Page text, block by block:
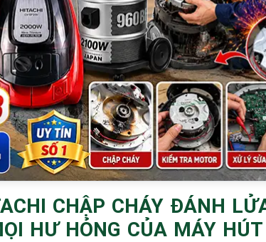
CHẬP CHÁY ĐÁNH
HƯ HỎNG CỦA MÁY